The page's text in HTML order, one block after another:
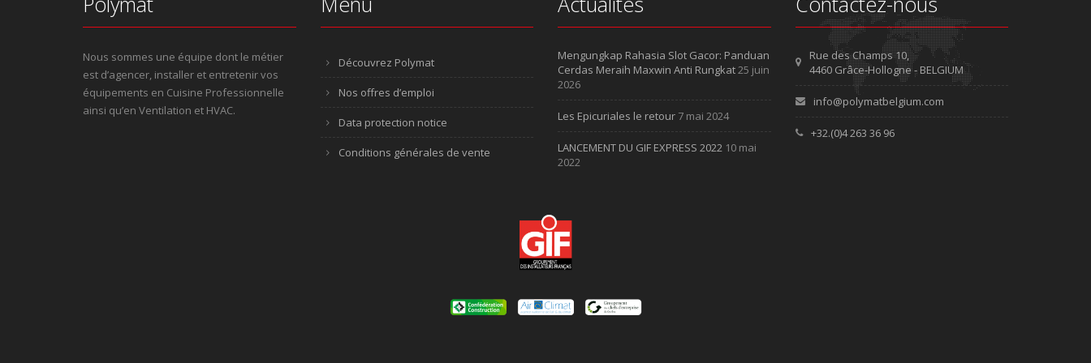
Nous sommes une équipe dont le métier
est d’agencer, installer et entretenir vos
équipements en Cuisine Professionnelle
ainsi qu’en Ventilation et HVAC.
Découvrez Polymat
Nos offres d’emploi
Data protection notice
Conditions générales de vente
Mengungkap Rahasia Slot Gacor: Panduan
Cerdas Meraih Maxwin Anti Rungkat25 juin
2026
Les Epicuriales le retour 7 mai 2024
LANCEMENT DU GIF EXPRESS 2022 10 mai
2022
Rue des Champs 10,
4460 Grâce-Hollogne - BELGIUM
info@polymatbelgium.com
+32.(0)4 263 36 96